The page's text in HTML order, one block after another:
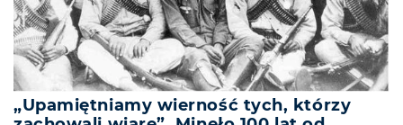
„Upamiętniamy wierność tych, którzy